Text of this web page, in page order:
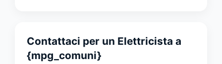
Contattaci per un Elettricista a
{mpg_comuni}